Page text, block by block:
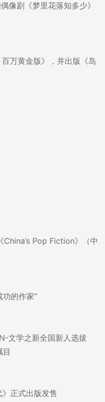
像剧《梦里花落知多少》
万黄金版》，并出版《岛
China’s Pop Fiction》（中
的作家”
文学之新全国新人选拔
正式出版发售